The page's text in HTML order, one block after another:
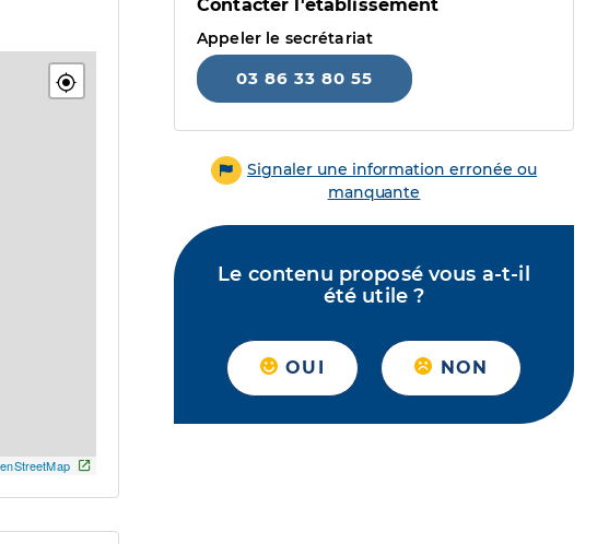
Contacter l'établissement
Appeler le secrétariat
03 86 33 80 55
Signaler une information erronée ou
manquante
Le contenu proposé vous a-t-il
été utile ?
OUI NON